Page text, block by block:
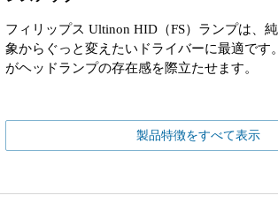
フィリップス Ultinon HID（FS）ランプは、
象からぐっと変えたいドライバーに最適です
がヘッドランプの存在感を際立たせます。
製品特徴をすべて表示